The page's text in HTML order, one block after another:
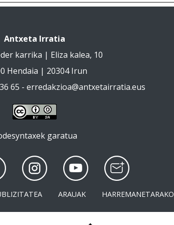
Antxeta Irratia
karrika | Eliza kalea, 10
Hendaia | 20304 Irun
65 - erredakzioa@antxetairratia.eus
garatua
ARAUAK HARREMANETARAKO